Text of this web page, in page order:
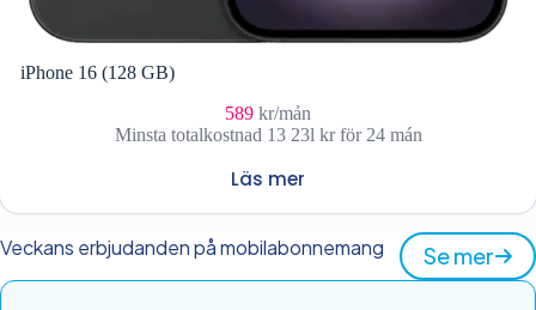
iPhone 16 (128 GB)
589 kr/mản
Minsta totalkostnad 13 23l kr för 24 mán
Läs mer
Veckans erbjudanden på mobilabonnemang Se mer